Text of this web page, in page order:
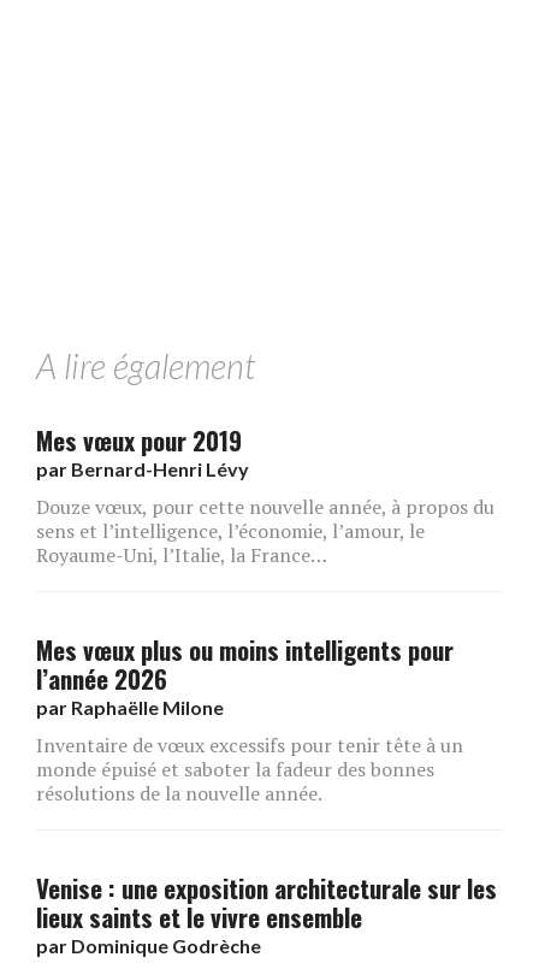
A lire également
Mes vœux pour 2019
par Bernard-Henri Lévy
Douze vœux, pour cette nouvelle année, à propos du
sens et l’intelligence, l’économie, l’amour, le
Royaume-Uni, l’Italie, la France…
Mes vœux plus ou moins intelligents pour
l’année 2026
par Raphaëlle Milone
Inventaire de vœux excessifs pour tenir tête à un
monde épuisé et saboter la fadeur des bonnes
résolutions de la nouvelle année.
Venise : une exposition architecturale sur les
lieux saints et le vivre ensemble
par Dominique Godrèche